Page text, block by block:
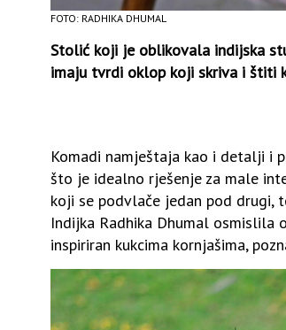
FOTO: RADHIKA DHUMAL
Stolić koji je oblikovala indijska
imaju tvrdi oklop koji skriva i štiti
Komadi namještaja kao i detalji i
što je idealno rješenje za male
koji se podvlače jedan pod drugi,
Indijka Radhika Dhumal
inspiriran kukcima kornjašima,